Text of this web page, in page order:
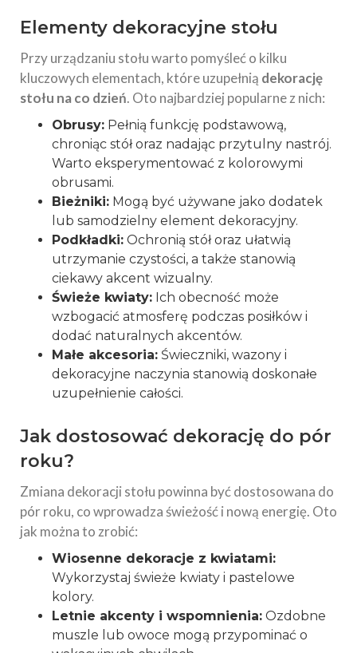
Elementy dekoracyjne stołu
Przy urządzaniu stołu warto pomyśleć o kilku
kluczowych elementach, które uzupełnią dekorację
stołu na co dzień. Oto najbardziej popularne z nich:
Obrusy: Pełnią funkcję podstawową,
chroniąc stół oraz nadając przytulny nastrój.
Warto eksperymentować z kolorowymi
obrusami.
Bieżniki: Mogą być używane jako dodatek
lub samodzielny element dekoracyjny.
Podkładki: Ochronią stół oraz ułatwią
utrzymanie czystości, a także stanowią
ciekawy akcent wizualny.
Świeże kwiaty: Ich obecność może
wzbogacić atmosferę podczas posiłków i
dodać naturalnych akcentów.
Małe akcesoria: Świeczniki, wazony i
dekoracyjne naczynia stanowią doskonałe
uzupełnienie całości.
Jak dostosować dekorację do pór
roku?
Zmiana dekoracji stołu powinna być dostosowana do
pór roku, co wprowadza świeżość i nową energię. Oto
jak można to zrobić:
Wiosenne dekoracje z kwiatami:
Wykorzystaj świeże kwiaty i pastelowe
kolory.
Letnie akcenty i wspomnienia: Ozdobne
muszle lub owoce mogą przypominać o